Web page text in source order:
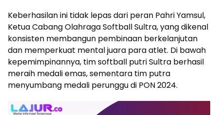
Keberhasilan ini tidak lepas dari peran Pahri Yamsul,
Ketua Cabang Olahraga Softball Sultra, yang dikenal
konsisten membangun pembinaan berkelanjutan
dan memperkuat mental juara para atlet. Di bawah
kepemimpinannya, tim softball putri Sultra berhasil
meraih medali emas, sementara tim putra
menyumbang medali perunggu di PON 2024.